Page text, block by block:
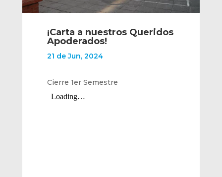
¡Carta a nuestros Queridos
Apoderados!
21 de Jun, 2024
Cierre 1er Semestre